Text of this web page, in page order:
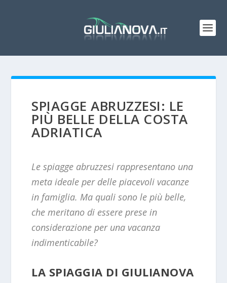
SPIAGGE ABRUZZESI: LE
PIÙ BELLE DELLA COSTA
ADRIATICA
Le spiagge abruzzesi rappresentano una
meta ideale per delle piacevoli vacanze
in famiglia. Ma quali sono le più belle,
che meritano di essere prese in
considerazione per una vacanza
indimenticabile?
LA SPIAGGIA DI GIULIANOVA